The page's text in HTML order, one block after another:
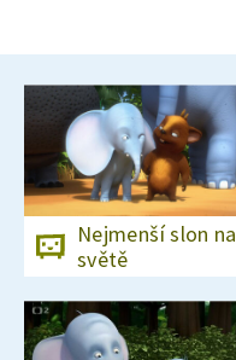
Nejmenší slon na
světě